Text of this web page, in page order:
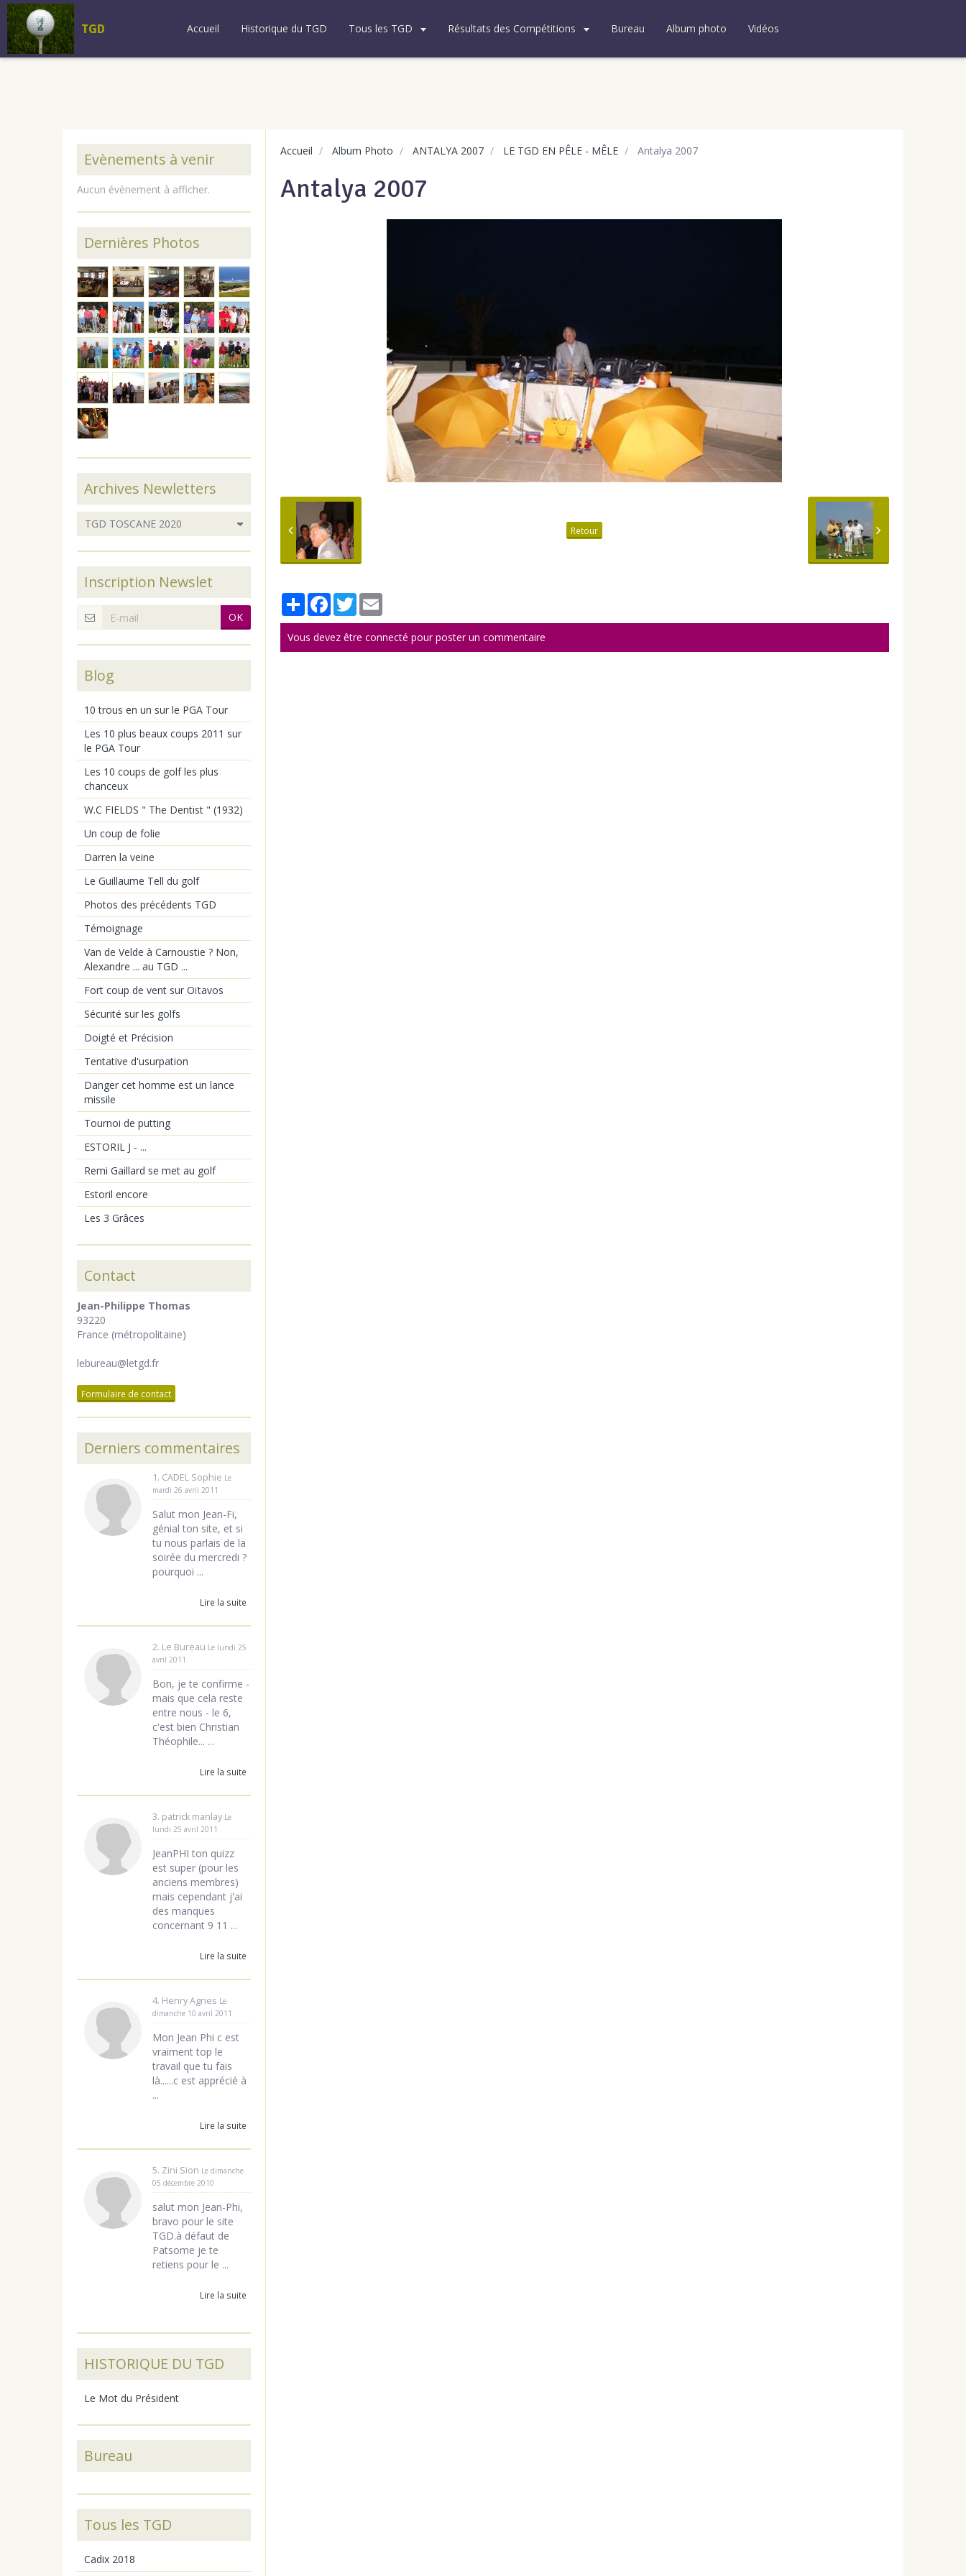
TGD Accueil Historique du TGD Tous les TGD Résultats des Compétitions Bureau Album photo Vidéos
Accueil Album Photo ANTALYA 2007 LE TGD EN PÊLE - MÊLE Antalya 2007
Antalya 2007
Retour
PartagerFacebook
TwitterEmail
Vous devez être connecté pour poster un commentaire
Evènements à venir
Aucun évènement à afficher.
Dernières Photos
Archives Newletters
Inscription Newslet
OK
Blog
10 trous en un sur le PGA Tour
Les 10 plus beaux coups 2011 sur
le PGA Tour
Les 10 coups de golf les plus
chanceux
W.C FIELDS " The Dentist " (1932)
Un coup de folie
Darren la veine
Le Guillaume Tell du golf
Photos des précédents TGD
Témoignage
Van de Velde à Carnoustie ? Non,
Alexandre ... au TGD ...
Fort coup de vent sur Oïtavos
Sécurité sur les golfs
Doigté et Précision
Tentative d'usurpation
Danger cet homme est un lance
missile
Tournoi de putting
ESTORIL J - ...
Remi Gaillard se met au golf
Estoril encore
Les 3 Grâces
Contact
Jean-Philippe Thomas
93220
France (métropolitaine)
lebureau@letgd.fr
Formulaire de contact
Derniers commentaires
1. CADEL Sophie Le
mardi 26 avril 2011
Salut mon Jean-Fi,
génial ton site, et si
tu nous parlais de la
soirée du mercredi ?
pourquoi ...
Lire la suite
2. Le Bureau Le lundi 25
avril 2011
Bon, je te confirme -
mais que cela reste
entre nous - le 6,
c'est bien Christian
Théophile... ...
Lire la suite
3. patrick manlay Le
lundi 25 avril 2011
JeanPHI ton quizz
est super (pour les
anciens membres)
mais cependant j'ai
des manques
concernant 9 11 ...
Lire la suite
4. Henry Agnes Le
dimanche 10 avril 2011
Mon Jean Phi c est
vraiment top le
travail que tu fais
là......c est apprécié à
...
Lire la suite
5. Zini Sion Le dimanche
05 décembre 2010
salut mon Jean-Phi,
bravo pour le site
TGD.à défaut de
Patsome je te
retiens pour le ...
Lire la suite
HISTORIQUE DU TGD
Le Mot du Président
Bureau
Tous les TGD
Cadix 2018